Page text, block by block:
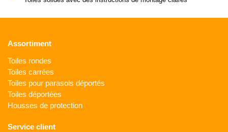
Assortiment
Toiles rondes
Toiles carrées
Toiles pour parasols déportés
Toiles déportées
Housses de protection
Service client